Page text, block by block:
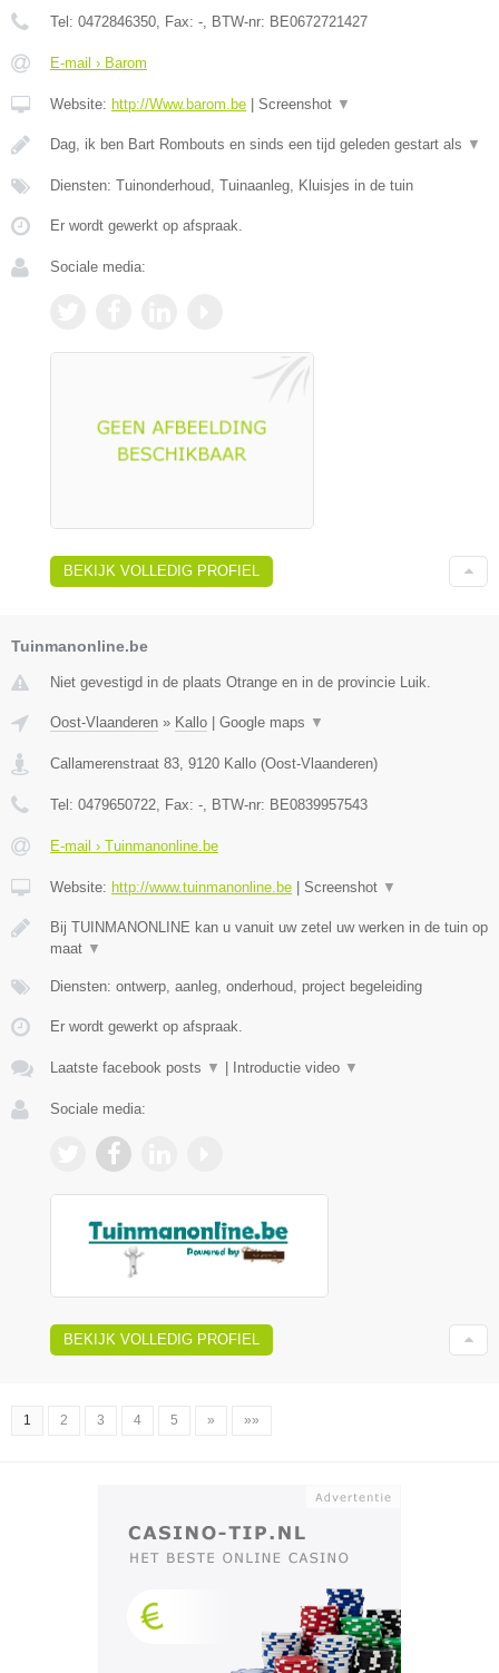
Tel: 0472846350, Fax: -, BTW-nr: BE0672721427
E-mail › Barom
Website: http://Www.barom.be Screenshot ▼
Dag, ik ben Bart Rombouts en sinds een tijd geleden gestart als ▼
Diensten: Tuinonderhoud, Tuinaanleg, Kluisjes in de tuin
Er wordt gewerkt op afspraak.
Sociale media:
BEKIJK VOLLEDIG PROFIEL
Tuinmanonline.be
Niet gevestigd in de plaats Otrange en in de provincie Luik.
Oost-Vlaanderen » Kallo Google maps ▼
Callamerenstraat 83 9120 Kallo (Oost-Vlaanderen)
Tel: 0479650722 , Fax: - , BTW-nr: BE0839957543
E-mail › Tuinmanonline.be
Website: http://www.tuinmanonline.be Screenshot ▼
Bij TUINMANONLINE kan u vanuit uw zetel uw werken in de tuin op
maat ▼
Diensten: ontwerp, aanleg, onderhoud, project begeleiding
Er wordt gewerkt op afspraak.
Laatste facebook posts ▼ Introductie video ▼
Sociale media:
BEKIJK VOLLEDIG PROFIEL
1 2 3 4 5 » »»